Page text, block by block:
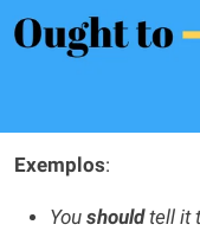
Exemplos:
You shouldtell it